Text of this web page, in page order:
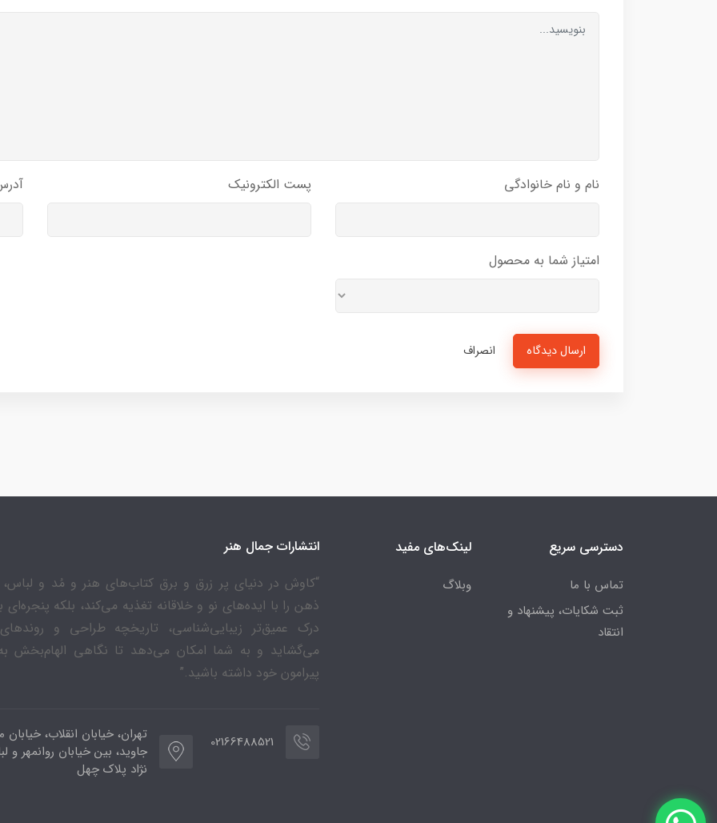
نام و نام خانوادگی پست الکترونیک
امتیاز شما به محصول
ارسال دیدگاه انصراف
دسترسی سریع
تماس با ما
ثبت شکایات، پیشنهاد و
انتقاد
لینک‌های مفید
وبلاگ
انتشارات جمال هنر
“کاوش در دنیای پر زرق و برق کتاب‌های هنر و مُد و لباس،
ذهن را با ایده‌های نو و خلاقانه تغذیه می‌کند، بلکه
درک عمیق‌تر زیبایی‌شناسی، تاریخچه طراحی و
می‌گشاید و به شما امکان می‌دهد تا نگاهی الهام‌بخش
پیرامون خود داشته باشید.”
02166488521
تهران، خیابان انقلاب، خیابان
جاوید، بین خیابان روانمهر و
نژاد پلاک چهل